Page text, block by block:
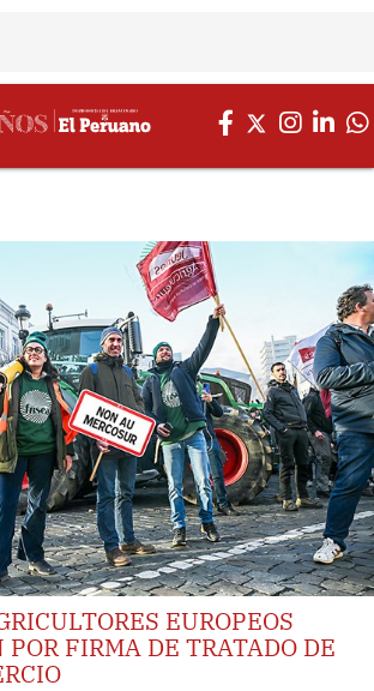
EUROPEOS
POR FIRMA DE TRATADO DE